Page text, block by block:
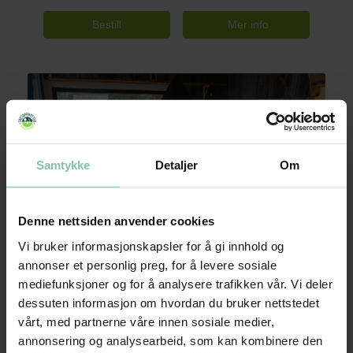
Samtykke Detaljer Om
Denne nettsiden anvender cookies
Vi bruker informasjonskapsler for å gi innhold og
annonser et personlig preg, for å levere sosiale
mediefunksjoner og for å analysere trafikken vår. Vi deler
dessuten informasjon om hvordan du bruker nettstedet
vårt, med partnerne våre innen sosiale medier,
annonsering og analysearbeid, som kan kombinere den
Bestill
Våkeredet